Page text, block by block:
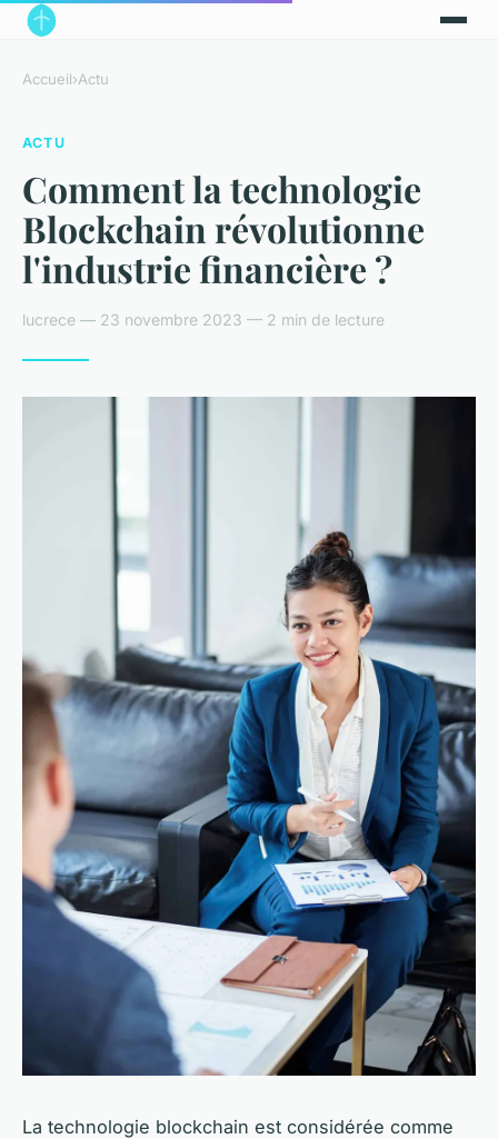
Accueil›Actu
ACTU
Comment la technologie
Blockchain révolutionne
l'industrie financière ?
lucrece — 23 novembre 2023 — 2 min de lecture
La technologie blockchain est considérée comme